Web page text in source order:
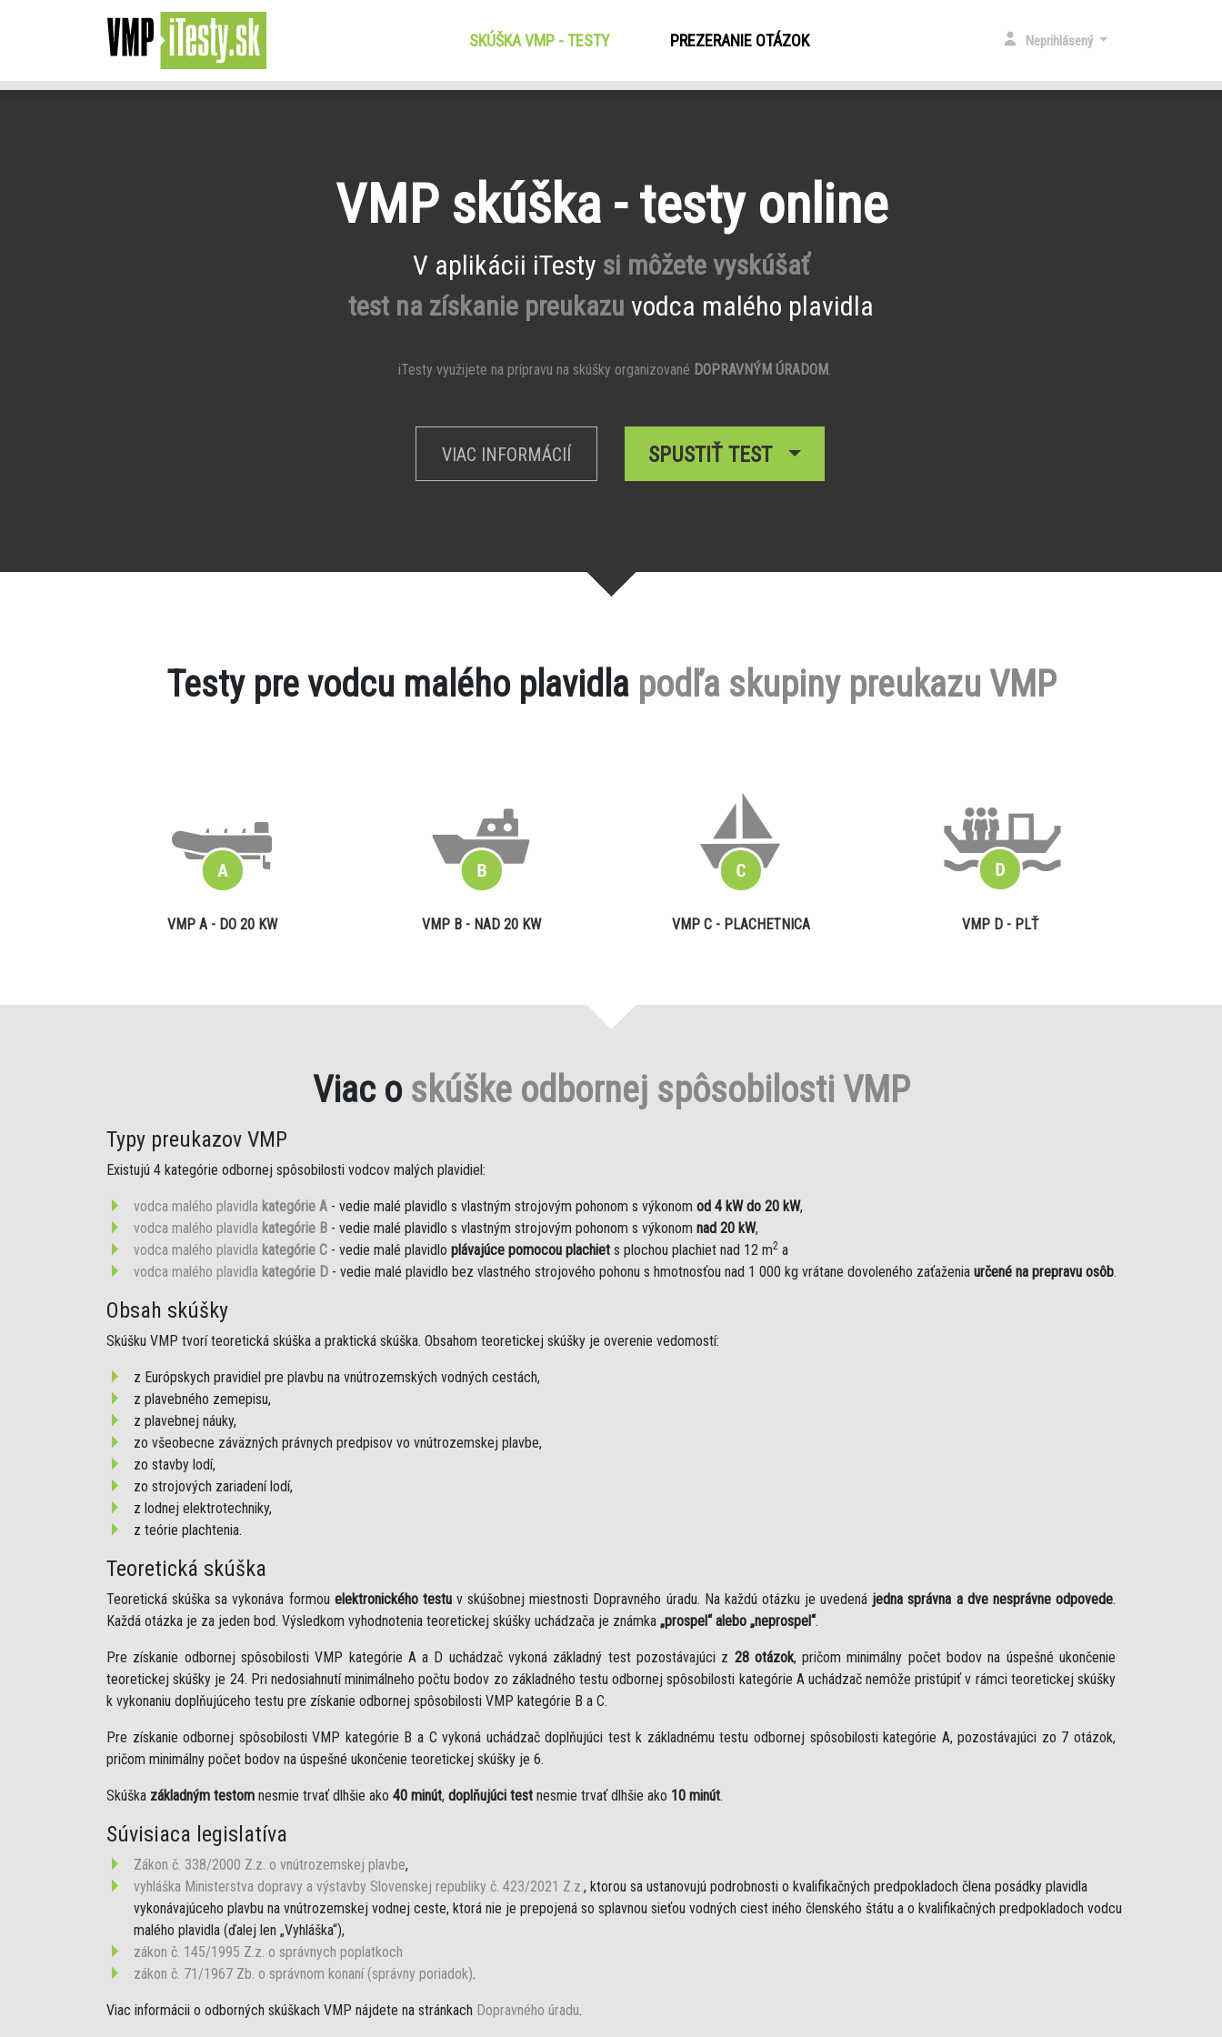
SKÚŠKA VMP - TESTY(CURRENT)PREZERANIE OTÁZOK Neprihlásený
VMP skúška - testy online
V aplikácii iTesty si môžete vyskúšať
test na získanie preukazu vodca malého plavidla
iTesty využijete na prípravu na skúšky organizované DOPRAVNÝM ÚRADOM.
VIAC INFORMÁCIÍ SPUSTIŤ TEST
Testy pre vodcu malého plavidla podľa skupiny preukazu VMP
VMP A - DO 20 KW VMP B - NAD 20 KW VMP C - PLACHETNICA VMP D - PLŤ
Viac o skúške odbornej spôsobilosti VMP
Typy preukazov VMP
Existujú 4 kategórie odbornej spôsobilosti vodcov malých plavidiel:
vodca malého plavidla kategórie A - vedie malé plavidlo s vlastným strojovým pohonom s výkonom od 4 kW do 20 kW,
vodca malého plavidla kategórie B - vedie malé plavidlo s vlastným strojovým pohonom s výkonom nad 20 kW,
vodca malého plavidla kategórie C - vedie malé plavidlo plávajúce pomocou plachiet s plochou plachiet nad 12 m2 a
vodca malého plavidla kategórie D - vedie malé plavidlo bez vlastného strojového pohonu s hmotnosťou nad 1 000 kg vrátane dovoleného zaťaženia určené na prepravu osôb.
Obsah skúšky
Skúšku VMP tvorí teoretická skúška a praktická skúška. Obsahom teoretickej skúšky je overenie vedomostí:
z Európskych pravidiel pre plavbu na vnútrozemských vodných cestách,
z plavebného zemepisu,
z plavebnej náuky,
zo všeobecne záväzných právnych predpisov vo vnútrozemskej plavbe,
zo stavby lodí,
zo strojových zariadení lodí,
z lodnej elektrotechniky,
z teórie plachtenia.
Teoretická skúška
Teoretická skúška sa vykonáva formou elektronického testuv skúšobnej miestnosti Dopravného úradu. Na každú otázku je uvedená jedna správna a dve nesprávne odpovede.
Každá otázka je za jeden bod. Výsledkom vyhodnotenia teoretickej skúšky uchádzača je známka „prospel“ alebo „neprospel“.
Pre získanie odbornej spôsobilosti VMP kategórie A a D uchádzač vykoná základný test pozostávajúci z 28 otázok, pričom minimálny počet bodov na úspešné ukončenie
teoretickej skúšky je 24. Pri nedosiahnutí minimálneho počtu bodov zo základného testu odbornej spôsobilosti kategórie A uchádzač nemôže pristúpiť v rámci teoretickej skúšky
k vykonaniu doplňujúceho testu pre získanie odbornej spôsobilosti VMP kategórie B a C.
Pre získanie odbornej spôsobilosti VMP kategórie B a C vykoná uchádzač doplňujúci test k základnému testu odbornej spôsobilosti kategórie A, pozostávajúci zo 7 otázok,
pričom minimálny počet bodov na úspešné ukončenie teoretickej skúšky je 6.
Skúška základným testom nesmie trvať dlhšie ako 40 minút, doplňujúci test nesmie trvať dlhšie ako 10 minút.
Súvisiaca legislatíva
Zákon č. 338/2000 Z.z. o vnútrozemskej plavbe,
vyhláška Ministerstva dopravy a výstavby Slovenskej republiky č. 423/2021 Z.z., ktorou sa ustanovujú podrobnosti o kvalifikačných predpokladoch člena posádky plavidla
vykonávajúceho plavbu na vnútrozemskej vodnej ceste, ktorá nie je prepojená so splavnou sieťou vodných ciest iného členského štátu a o kvalifikačných predpokladoch vodcu
malého plavidla (ďalej len „Vyhláška“),
zákon č. 145/1995 Z.z. o správnych poplatkoch
zákon č. 71/1967 Zb. o správnom konaní (správny poriadok).
Viac informácii o odborných skúškach VMP nájdete na stránkach Dopravného úradu.